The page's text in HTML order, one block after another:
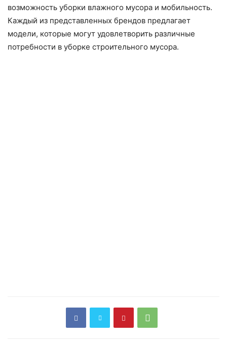
возможность уборки влажного мусора и мобильность.
Каждый из представленных брендов предлагает
модели, которые могут удовлетворить различные
потребности в уборке строительного мусора.